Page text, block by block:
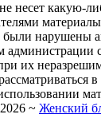
несет какую-
были нарушены
администрации
их
2026 ~ Женский